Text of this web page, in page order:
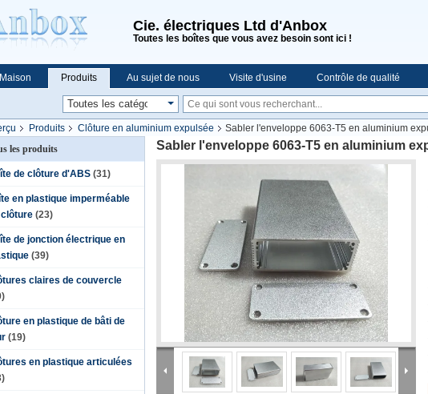
Cie. électriques Ltd d'Anbox
Toutes les boîtes que vous avez besoin sont ici !
Maison Produits Au sujet de nous Visite d'usine Contrôle de qualité
Achats en ligne
Produits Clôture en aluminium expulsée
Sabler l'enveloppe 6063-T5 en aluminium
les produits
de clôture d'ABS (31)
en plastique imperméable
(23)
de jonction électrique en
(39)
claires de couvercle
en plastique de bâti de
(19)
en plastique articulées
Sabler l'enveloppe 6063-T5 en aluminium